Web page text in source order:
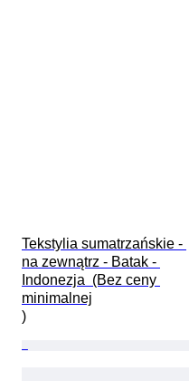
Tekstylia sumatrzańskie -
na zewnątrz - Batak -
Indonezja  (Bez ceny
minimalnej
)